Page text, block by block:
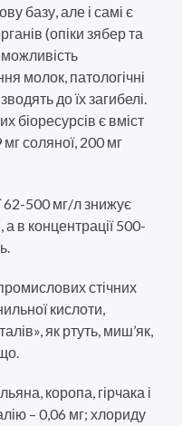
базу, але і самі є
(опіки зябер та
молок, патологічні
до їх загибелі.
біоресурсів є вміст
мг соляної, 200 мг
62-500 мг/л знижує
в концентрації 500-
стічних
кислоти,
як ртуть, миш’як,
коропа, гірчака і
– 0,06 мг; хлориду